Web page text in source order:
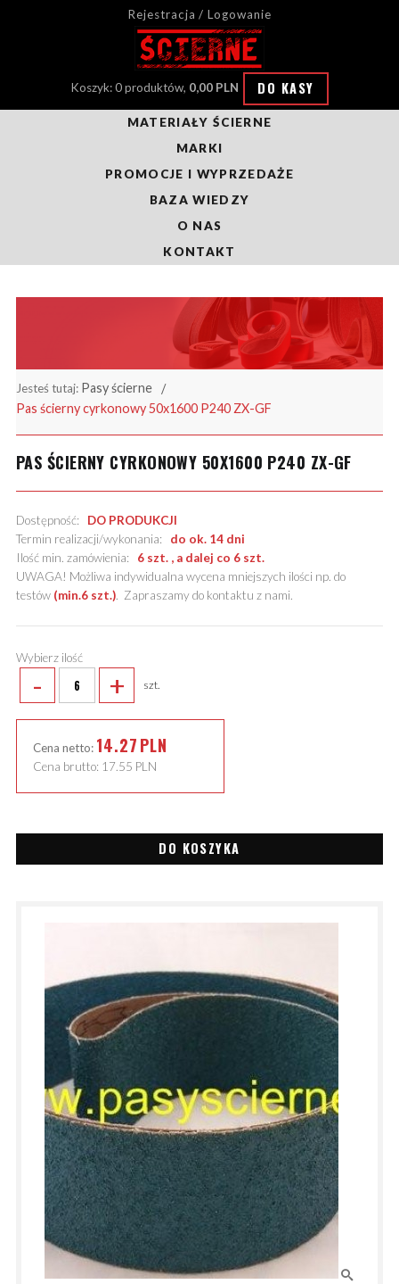
Rejestracja / Logowanie
Koszyk: 0 produktów, 0,00 PLN DO KASY
MATERIAŁY ŚCIERNE
MARKI
PROMOCJE I WYPRZEDAŻE
BAZA WIEDZY
O NAS
KONTAKT
Jesteś tutaj: Pasy ścierne
Pas ścierny cyrkonowy 50x1600 P240 ZX-GF
PAS ŚCIERNY CYRKONOWY 50X1600 P240 ZX-GF
Dostępność: DO PRODUKCJI
Termin realizacji/wykonania: do ok. 14 dni
Ilość min. zamówienia: 6 szt. , a dalej co 6 szt.
UWAGA! Możliwa indywidualna wycena mniejszych ilości np. do
testów (min.6 szt.). Zapraszamy do kontaktu z nami.
Wybierz ilość
- + szt.
Cena netto: 14.27PLN
Cena brutto: 17.55 PLN
DO KOSZYKA